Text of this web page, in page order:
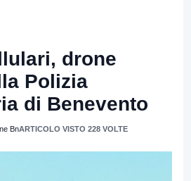
drone
Polizia
di Benevento
BnARTICOLO VISTO 228 VOLTE